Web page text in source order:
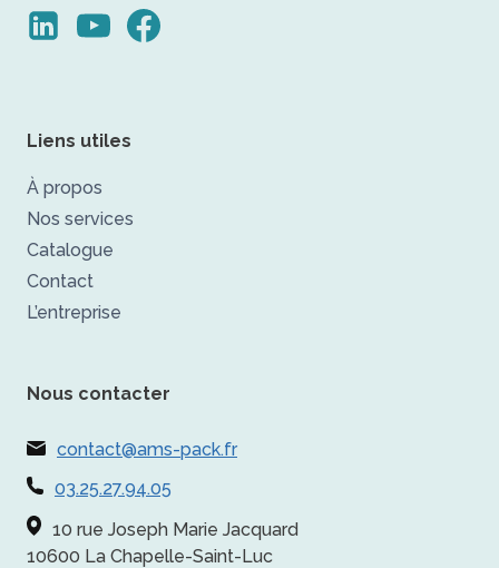
Liens utiles
À propos
Nos services
Catalogue
Contact
L’entreprise
Nous contacter
contact@ams-pack.fr
03.25.27.94.05
10 rue Joseph Marie Jacquard
10600 La Chapelle-Saint-Luc